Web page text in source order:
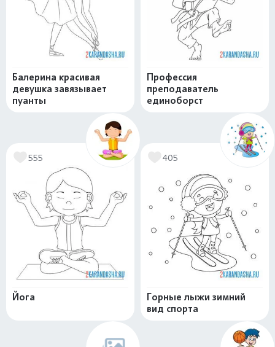
Балерина красивая
девушка завязывает
пуанты
Профессия
преподаватель
единоборст
555
Йога
405
Горные лыжи зимний
вид спорта